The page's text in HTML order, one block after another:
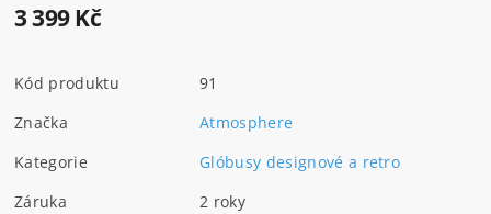
3 399 Kč
Kód produktu
91
Značka
Atmosphere
Kategorie
Glóbusy designové a retro
Záruka
2 roky